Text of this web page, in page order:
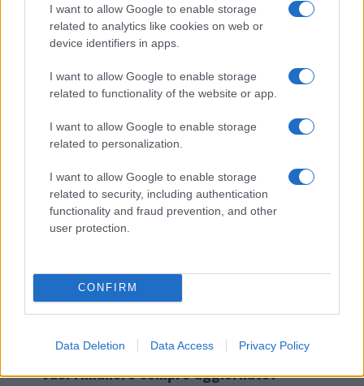
I want to allow Google to enable storage
related to analytics like cookies on web or
device identifiers in apps.
I want to allow Google to enable storage
related to functionality of the website or app.
I want to allow Google to enable storage
related to personalization.
I want to allow Google to enable storage
related to security, including authentication
functionality and fraud prevention, and other
user protection.
CONFIRM
Data Deletion Data Access Privacy Policy
I nostri cari
Giovannimaria Cabras
Vuoi rimanere sempre aggiornato?